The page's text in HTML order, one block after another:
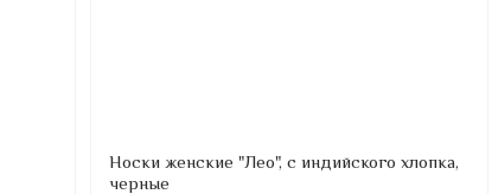
Носки женские "Лео", с индийского хлопка,
черные